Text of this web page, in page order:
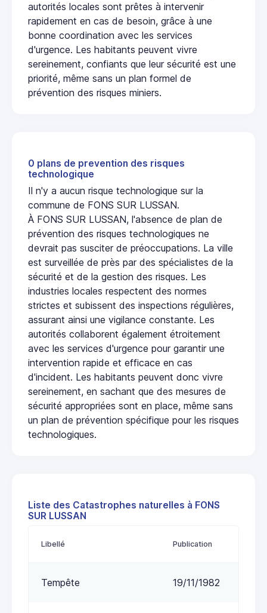
autorités locales sont prêtes à intervenir
rapidement en cas de besoin, grâce à une
bonne coordination avec les services
d'urgence. Les habitants peuvent vivre
sereinement, confiants que leur sécurité est une
priorité, même sans un plan formel de
prévention des risques miniers.
0 plans de prevention des risques
technologique
Il n'y a aucun risque technologique sur la
commune de FONS SUR LUSSAN.
À FONS SUR LUSSAN, l'absence de plan de
prévention des risques technologiques ne
devrait pas susciter de préoccupations. La ville
est surveillée de près par des spécialistes de la
sécurité et de la gestion des risques. Les
industries locales respectent des normes
strictes et subissent des inspections régulières,
assurant ainsi une vigilance constante. Les
autorités collaborent également étroitement
avec les services d'urgence pour garantir une
intervention rapide et efficace en cas
d'incident. Les habitants peuvent donc vivre
sereinement, en sachant que des mesures de
sécurité appropriées sont en place, même sans
un plan de prévention spécifique pour les risques
technologiques.
Liste des Catastrophes naturelles à FONS
SUR LUSSAN
Libellé Publication
Tempête 19/11/1982